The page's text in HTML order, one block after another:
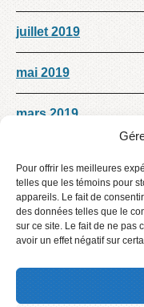
Pour offrir les meilleures
telles que les témoins pour
appareils. Le fait de
des données telles que le
sur ce site. Le fait de ne pas
avoir un effet négatif sur
juillet 2019
mai 2019
mars 2019
octobre 2018
septembre 2018